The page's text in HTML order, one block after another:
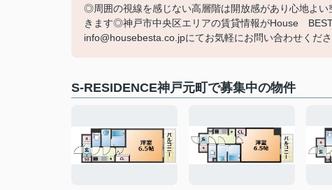
◎周囲の視線を感じない高層階は開放感があり心地よ
きます◎神戸市中央区エリアの賃貸情報がHouse
info@housebesta.co.jpにてお気軽にお問い合わせくだ
S-RESIDENCE神戸元町で募集中の物件